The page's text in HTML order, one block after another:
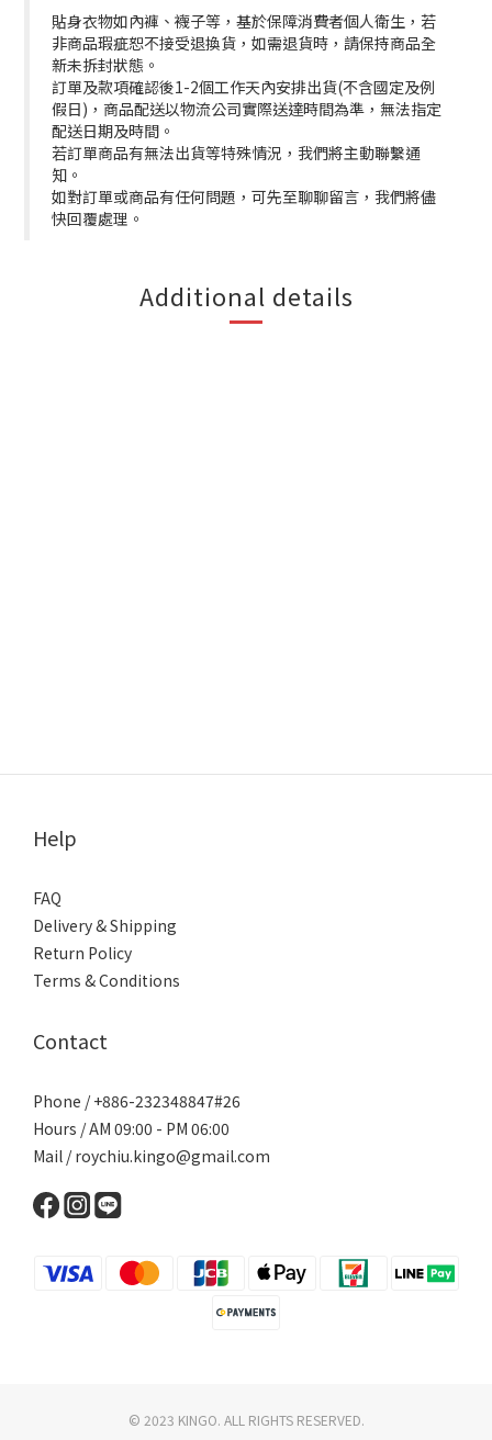
貼身衣物如內褲、襪子等，基於保障消費者個人衛生，若
非商品瑕疵恕不接受退換貨，如需退貨時，請保持商品全
新未拆封狀態。
訂單及款項確認後1-2個工作天內安排出貨(不含國定及例
假日)，商品配送以物流公司實際送達時間為準，無法指定
配送日期及時間。
若訂單商品有無法出貨等特殊情況，我們將主動聯繫通
知。
如對訂單或商品有任何問題，可先至聊聊留言，我們將儘
快回覆處理。
Additional details
Help
FAQ
Delivery & Shipping
Return Policy
Terms & Conditions
Contact
Phone / +886-232348847#26
Hours / AM 09:00 - PM 06:00
Mail / roychiu.kingo@gmail.com
© 2023 KINGO. ALL RIGHTS RESERVED.